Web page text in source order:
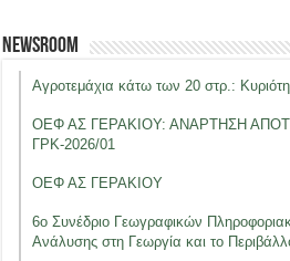
Newsroom
Αγροτεμάχια κάτω των 20 στρ.:
ΟΕΦ ΑΣ ΓΕΡΑΚΙΟΥ: ΑΝΑΡΤΗΣΗ
ΓΡΚ-2026/01
ΟΕΦ ΑΣ ΓΕΡΑΚΙΟΥ
6ο Συνέδριο Γεωγραφικών
Ανάλυσης στη Γεωργία και το